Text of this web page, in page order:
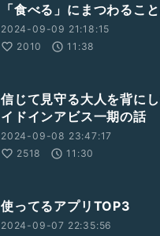
「食べる」にまつわるこ
2024-09-09 21:18:15
2010
11:38
信じて見守る大人を背に
イドインアビス一期の話
2024-09-08 23:47:17
2518
11:30
使ってるアプリTOP3
2024-09-07 22:35:56